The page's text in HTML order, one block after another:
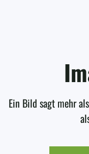
Ein Bild sagt mehr